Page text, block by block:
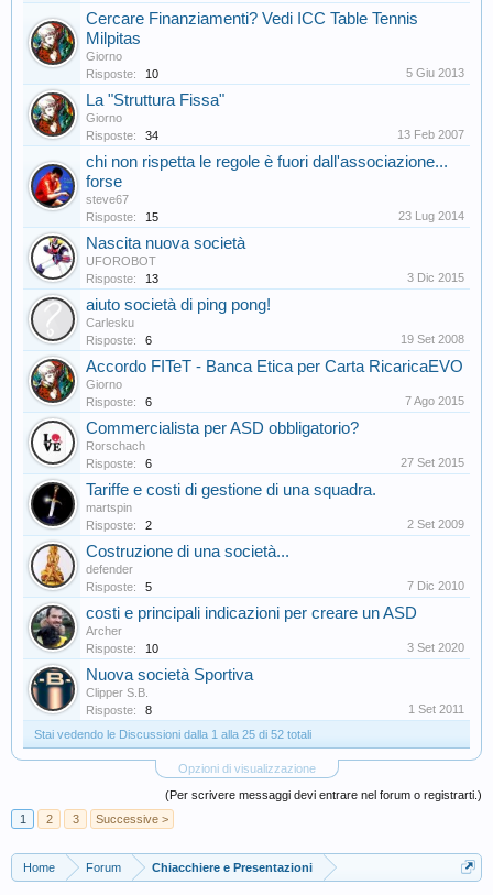
Cercare Finanziamenti? Vedi ICC Table Tennis
Milpitas
Giorno
Risposte:
10 5 Giu 2013
La "Struttura Fissa"
Giorno
Risposte:
34 13 Feb 2007
chi non rispetta le regole è fuori dall'associazione...
forse
steve67
Risposte:
15 23 Lug 2014
Nascita nuova società
UFOROBOT
Risposte:
13 3 Dic 2015
aiuto società di ping pong!
Carlesku
Risposte:
6 19 Set 2008
Accordo FITeT - Banca Etica per Carta RicaricaEVO
Giorno
Risposte:
6 7 Ago 2015
Commercialista per ASD obbligatorio?
Rorschach
Risposte:
6 27 Set 2015
Tariffe e costi di gestione di una squadra.
martspin
Risposte:
2 2 Set 2009
Costruzione di una società...
defender
Risposte:
5 7 Dic 2010
costi e principali indicazioni per creare un ASD
Archer
Risposte:
10 3 Set 2020
Nuova società Sportiva
Clipper S.B.
Risposte:
8
1 Set 2011
Stai vedendo le Discussioni dalla 1 alla 25 di 52 totali
Opzioni di visualizzazione
(Per scrivere messaggi devi entrare nel forum o registrarti.)
1
2 3 Successive >
Home Forum Chiacchiere e Presentazioni